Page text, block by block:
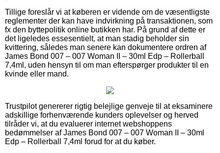
Tillige foreslår vi at køberen er vidende om de væsentligste
reglementer der kan have indvirkning på transaktionen, som
fx den byttepolitik online butikken har. På grund af dette er
det ligeledes essesentielt, at man stadig beholder sin
kvittering, således man senere kan dokumentere ordren af
James Bond 007 – 007 Woman II – 30ml Edp – Rollerball
7,4ml, uden hensyn til om man efterspørger produkter til en
kvinde eller mand.
Trustpilot genererer rigtig belejlige genveje til at eksaminere
adskillige forhenværende kunders oplevelser og herved
tilråder vi, at du evaluerer internet webshoppens
bedømmelser af James Bond 007 – 007 Woman II – 30ml
Edp – Rollerball 7,4ml forud for at du køber.